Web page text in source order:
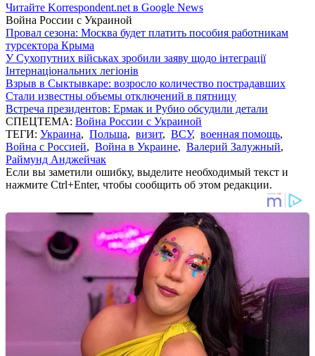
Читайте Korrespondent.net в Google News
Война России с Украиной
Провал сезона: Москва будет платить пособия работникам
турсектора Крыма
У Сухопутних військах зробили заяву щодо інтеграції
Інтернаціональних легіонів
Взрыв в Сыктывкаре: возросло количество пострадавших
Стали известны объемы отключений в пятницу
Встреча президентов: Ермак и Рубио обсудили детали
СПЕЦТЕМА: Война России с Украиной
ТЕГИ: Украина, Польша, визит, ВСУ, военная помощь,
Война с Россией, Война в Украине, Валерий Залужный,
Раймунд Анджейчак
Если вы заметили ошибку, выделите необходимый текст и
нажмите Ctrl+Enter, чтобы сообщить об этом редакции.